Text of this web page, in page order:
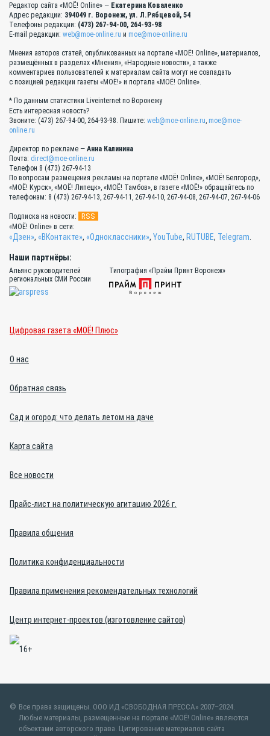
Редактор сайта «МОЁ! Online» — Екатерина Коваленко
Адрес редакции: 394049 г. Воронеж, ул. Л.Рябцевой, 54
Телефоны редакции: (473) 267-94-00, 264-93-98
E-mail редакции: web@moe-online.ru и moe@moe-online.ru
Мнения авторов статей, опубликованных на портале «МОЁ! Online», материалов,
размещённых в разделах «Мнения», «Народные новости», а также
комментариев пользователей к материалам сайта могут не совпадать
с позицией редакции газеты «МОЁ!» и портала «МОЁ! Online».
* По данным статистики Liveinternet по Воронежу
Есть интересная новость?
Звоните: (473) 267-94-00, 264-93-98. Пишите: web@moe-online.ru, moe@moe-
online.ru
Директор по рекламе — Анна Калинина
Почта: direct@moe-online.ru
Телефон 8 (473) 267-94-13
По вопросам размещения рекламы на портале «МОЁ! Online», «МОЁ! Белгород»,
«МОЁ! Курск», «МОЁ! Липецк», «МОЁ! Тамбов», в газете «МОЁ!» обращайтесь по
телефонам: 8 (473) 267-94-13, 267-94-11, 267-94-10, 267-94-08, 267-94-07, 267-94-06
Подписка на новости: RSS
«МОЁ! Online» в сети:
«Дзен», «ВКонтакте», «Одноклассники», YouTube, RUTUBE, Telegram
Наши партнёры:
Альянс руководителей
региональных СМИ России
Типография «Прайм Принт Воронеж»
Цифровая газета «МОЁ! Плюс»
О нас
Обратная связь
Сад и огород: что делать летом на даче
Карта сайта
Все новости
Прайс-лист на политическую агитацию 2026 г.
Правила общения
Политика конфиденциальности
Правила применения рекомендательных технологий
Центр интернет-проектов (изготовление сайтов)
Все права защищены. ООО ИД «СВОБОДНАЯ ПРЕССА» 2007–2024.
Любые материалы, размещенные на портале «МОЁ! Online» являются
объектами авторского права. Цитирование материалов сайта